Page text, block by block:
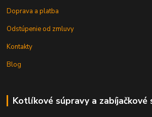
Doprava a platba
Odstúpenie od zmluvy
Kontakty
Blog
Kotlíkové súpravy a zabíjačkové